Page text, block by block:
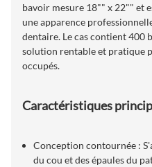
bavoir mesure 18"" x 22"" et
une apparence
dentaire. Le cas contient 400
solution rentable et pratique
occupés.
Caractéristiques
Conception contournée :
du cou et des épaules du